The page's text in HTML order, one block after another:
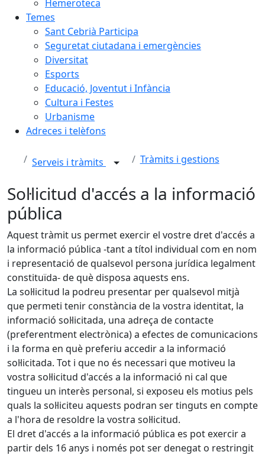
Hemeroteca
Temes
Sant Cebrià Participa
Seguretat ciutadana i emergències
Diversitat
Esports
Educació, Joventut i Infància
Cultura i Festes
Urbanisme
Adreces i telèfons
Serveis i tràmits Tràmits i gestions
Sol·licitud d'accés a la informació
pública
Aquest tràmit us permet exercir el vostre dret d'accés a
la informació pública -tant a títol individual com en nom
i representació de qualsevol persona jurídica legalment
constituïda- de què disposa aquests ens.
La sol·licitud la podreu presentar per qualsevol mitjà
que permeti tenir constància de la vostra identitat, la
informació sol·licitada, una adreça de contacte
(preferentment electrònica) a efectes de comunicacions
i la forma en què preferiu accedir a la informació
sol·licitada. Tot i que no és necessari que motiveu la
vostra sol·licitud d'accés a la informació ni cal que
tingueu un interès personal, si exposeu els motius pels
quals la sol·liciteu aquests podran ser tinguts en compte
a l'hora de resoldre la vostra sol·licitud.
El dret d'accés a la informació pública es pot exercir a
partir dels 16 anys i només pot ser denegat o restringit